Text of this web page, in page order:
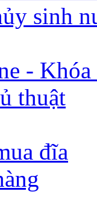
sinh
-
thuật
đĩa